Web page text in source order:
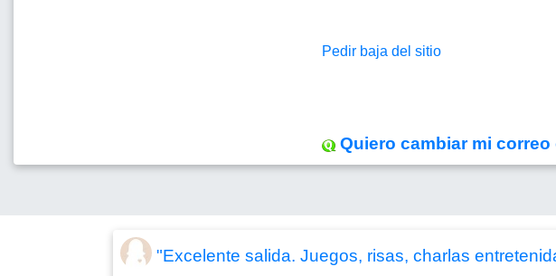
Pedir baja del sitio
Quiero cambiar mi
"Excelente salida. Juegos, risas, charlas